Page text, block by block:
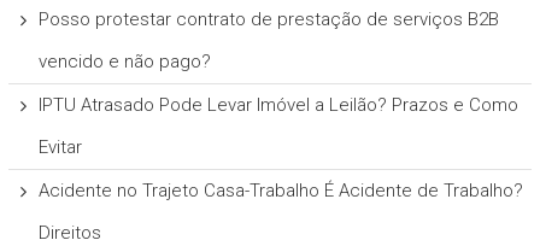
Posso protestar contrato de prestação de serviços B2B
vencido e não pago?
IPTU Atrasado Pode Levar Imóvel a Leilão? Prazos e Como
Evitar
Acidente no Trajeto Casa-Trabalho É Acidente de Trabalho?
Direitos